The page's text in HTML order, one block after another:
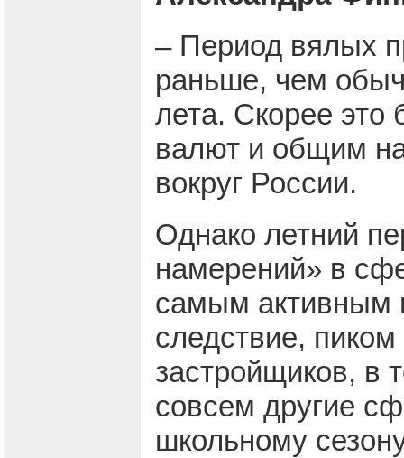
– Период вялых
раньше, чем
лета. Скорее это
валют и общим
вокруг России.
Однако летний
намерений» в
самым активным
следствие,
застройщиков, в
совсем другие
школьному